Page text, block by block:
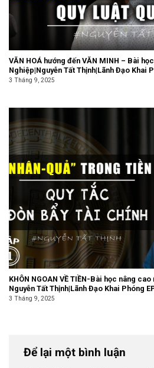
VĂN HOÁ hướng đến VĂN MINH – Bài
Nghiệp|Nguyễn Tất Thịnh|Lãnh Đạo Khai
3 Tháng 9, 2025
KHÔN NGOAN VỀ TIỀN-Bài học nâng
Nguyễn Tất Thịnh|Lãnh Đạo Khai Phóng
3 Tháng 9, 2025
Để lại một bình luận